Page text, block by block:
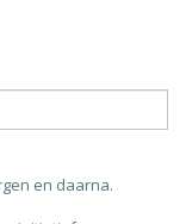
en daarna.